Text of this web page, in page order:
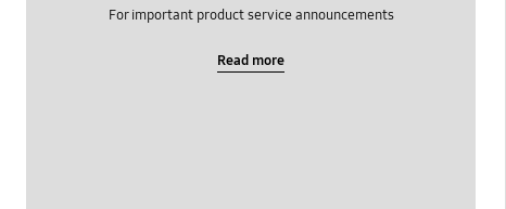
For important product service announcements
Read more